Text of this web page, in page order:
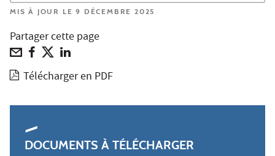
MIS À JOUR LE 9 DÉCEMBRE 2025
Partager cette page
Télécharger en PDF
DOCUMENTS À TÉLÉCHARGER